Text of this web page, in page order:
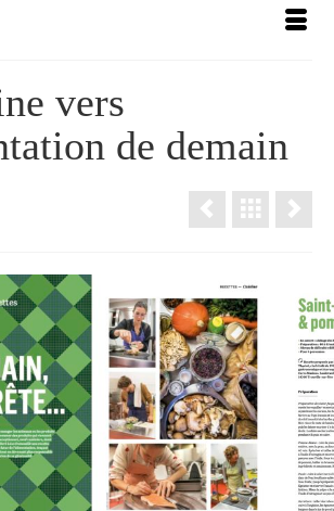
vers
de demain